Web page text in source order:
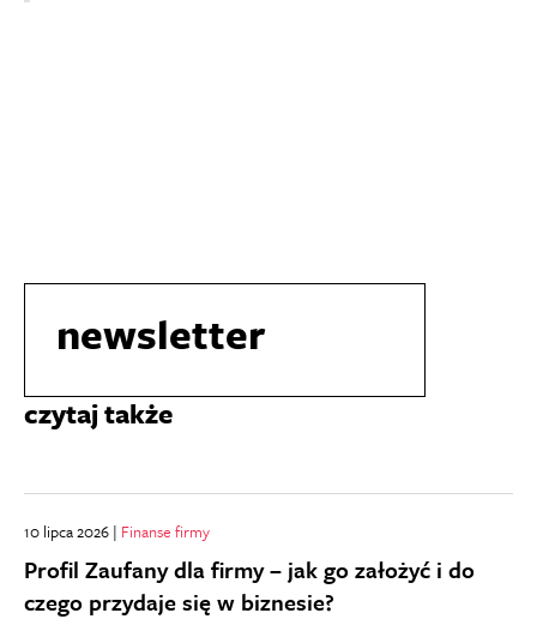
newsletter
czytaj także
10 lipca 2026 | Finanse firmy
Profil Zaufany dla firmy – jak go założyć i do
czego przydaje się w biznesie?